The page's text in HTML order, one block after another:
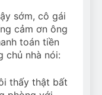
sớm, cô gái
cảm ơn ông
toán tiền
chủ nhà nói:
thấy thật bất